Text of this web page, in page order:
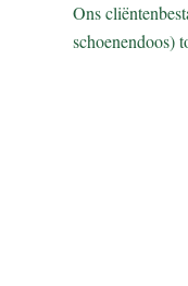
Ons
schoenendoos)